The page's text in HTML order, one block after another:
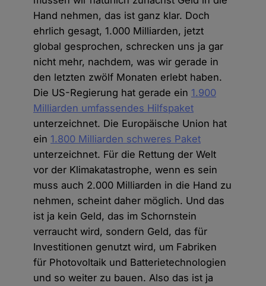
Hand nehmen, das ist ganz klar. Doch
ehrlich gesagt, 1.000 Milliarden, jetzt
global gesprochen, schrecken uns ja gar
nicht mehr, nachdem, was wir gerade in
den letzten zwölf Monaten erlebt haben.
Die US-Regierung hat gerade ein 1.900
Milliarden umfassendes Hilfspaket
unterzeichnet. Die Europäische Union hat
ein 1.800 Milliarden schweres Paket
unterzeichnet. Für die Rettung der Welt
vor der Klimakatastrophe, wenn es sein
muss auch 2.000 Milliarden in die Hand zu
nehmen, scheint daher möglich. Und das
ist ja kein Geld, das im Schornstein
verraucht wird, sondern Geld, das für
Investitionen genutzt wird, um Fabriken
für Photovoltaik und Batterietechnologien
und so weiter zu bauen. Also das ist ja